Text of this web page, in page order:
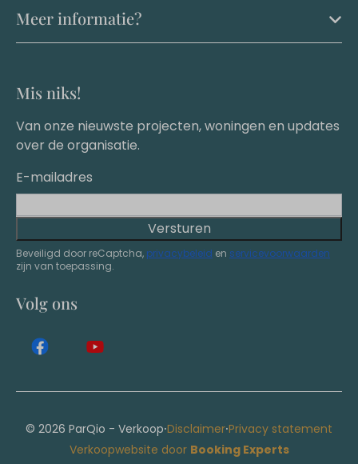
Meer informatie?
Mis niks!
Van onze nieuwste projecten, woningen en updates
over de organisatie.
E-mailadres
Versturen
Beveiligd door reCaptcha, privacybeleid en servicevoorwaarden
zijn van toepassing.
Volg ons
© 2026 ParQio - Verkoop·Disclaimer·Privacy statement
Verkoopwebsite door Booking Experts